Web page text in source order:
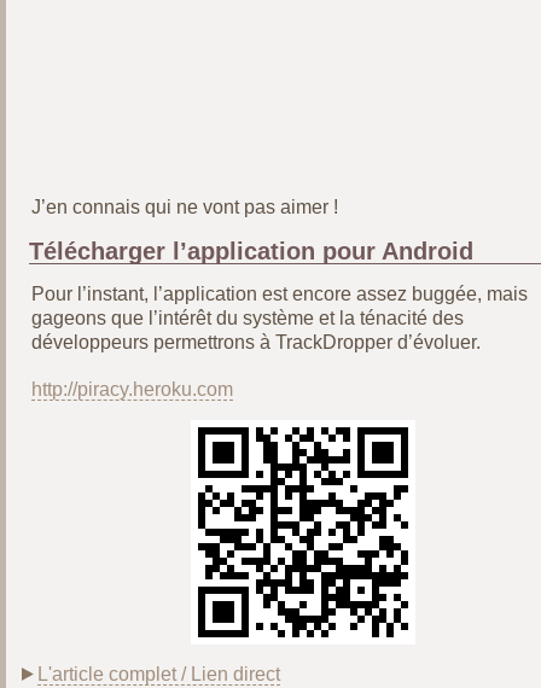
J’en connais qui ne vont pas aimer !
Télécharger l’application pour Android
Pour l’instant, l’application est encore assez buggée, mais
gageons que l’intérêt du système et la ténacité des
développeurs permettrons à TrackDropper d’évoluer.
http://piracy.heroku.com
L'article complet / Lien direct